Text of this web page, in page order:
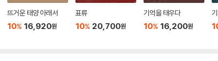
뜨거운 태양 아래서
10% 16,920원
표류
10% 20,700원
기억을 태우다
10% 16,200원